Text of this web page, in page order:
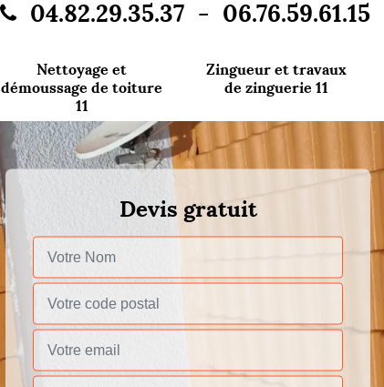
04.82.29.35.37 - 06.76.59.61.15
Nettoyage et
démoussage de toiture
11
Zingueur et travaux
de zinguerie 11
Devis gratuit